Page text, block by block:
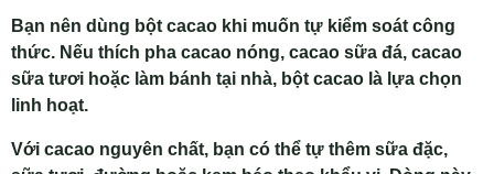
Bạn nên dùng bột cacao khi muốn tự kiểm soát công
thức. Nếu thích pha cacao nóng, cacao sữa đá, cacao
sữa tươi hoặc làm bánh tại nhà, bột cacao là lựa chọn
linh hoạt.
Với cacao nguyên chất, bạn có thể tự thêm sữa đặc,